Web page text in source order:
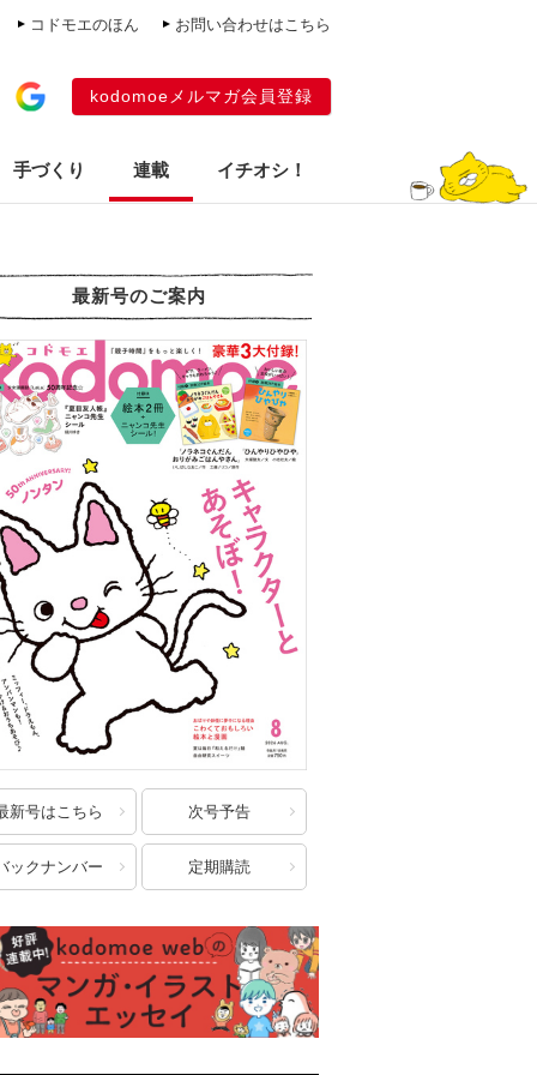
コドモエのほん お問い合わせはこちら
kodomoeメルマガ会員登録
手づくり 連載 イチオシ！
最新号のご案内
新号はこちら 次号予告
ックナンバー 定期購読